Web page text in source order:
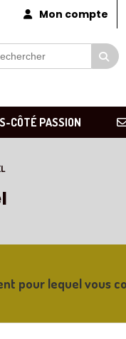
Mon compte
CÔTÉ PASSION
pour lequel vous